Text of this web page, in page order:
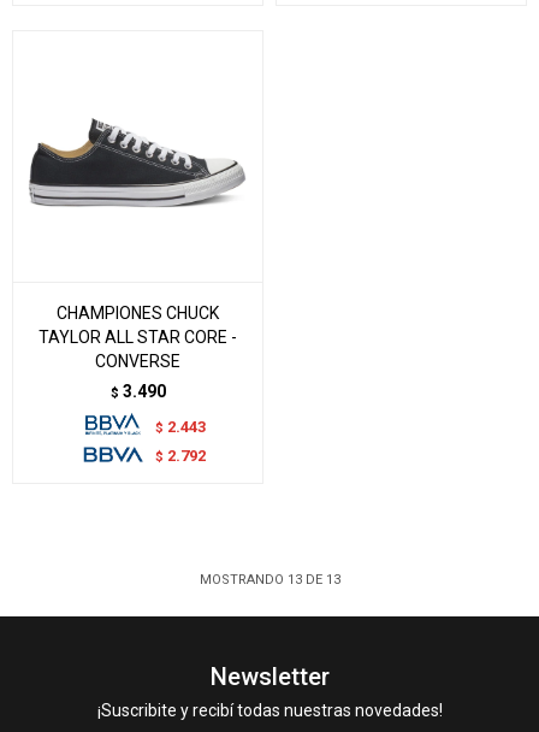
CHAMPIONES CHUCK
TAYLOR ALL STAR CORE -
CONVERSE
$ 3.490
$ 2.443
$ 2.792
MOSTRANDO 13DE 13
Newsletter
¡Suscribite y recibí todas nuestras novedades!